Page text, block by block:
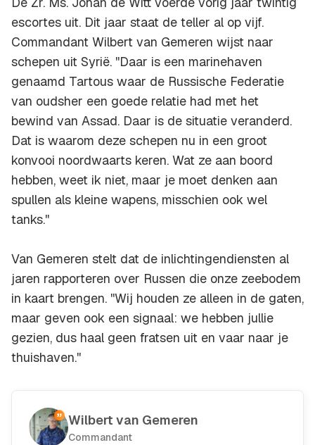
escortes uit. Dit jaar staat de teller al op vijf.
Commandant Wilbert van Gemeren wijst naar
schepen uit Syrië. ''Daar is een marinehaven
genaamd Tartous waar de Russische Federatie
van oudsher een goede relatie had met het
bewind van Assad. Daar is de situatie veranderd.
Dat is waarom deze schepen nu in een groot
konvooi noordwaarts keren. Wat ze aan boord
hebben, weet ik niet, maar je moet denken aan
spullen als kleine wapens, misschien ook wel
tanks.''
Van Gemeren stelt dat de inlichtingendiensten al
jaren rapporteren over Russen die onze zeebodem
in kaart brengen. ''Wij houden ze alleen in de gaten,
maar geven ook een signaal: we hebben jullie
gezien, dus haal geen fratsen uit en vaar naar je
thuishaven.''
Wilbert van Gemeren
Commandant